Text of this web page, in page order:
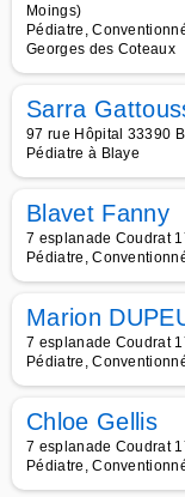
Moings)
Pédiatre,
Georges des Coteaux
Sarra
97 rue Hôpital 33390
Pédiatre à Blaye
Blavet Fanny
7 esplanade Coudrat
Pédiatre,
Marion
7 esplanade Coudrat
Pédiatre,
Chloe Gellis
7 esplanade Coudrat
Pédiatre,